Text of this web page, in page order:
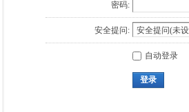
密码:
安全提问:
自动登录
登录